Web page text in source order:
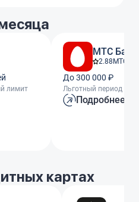
лимит
МТС Банк
2.88 МТС
До 300 000 ₽
Льготный период
Подробнее
картах